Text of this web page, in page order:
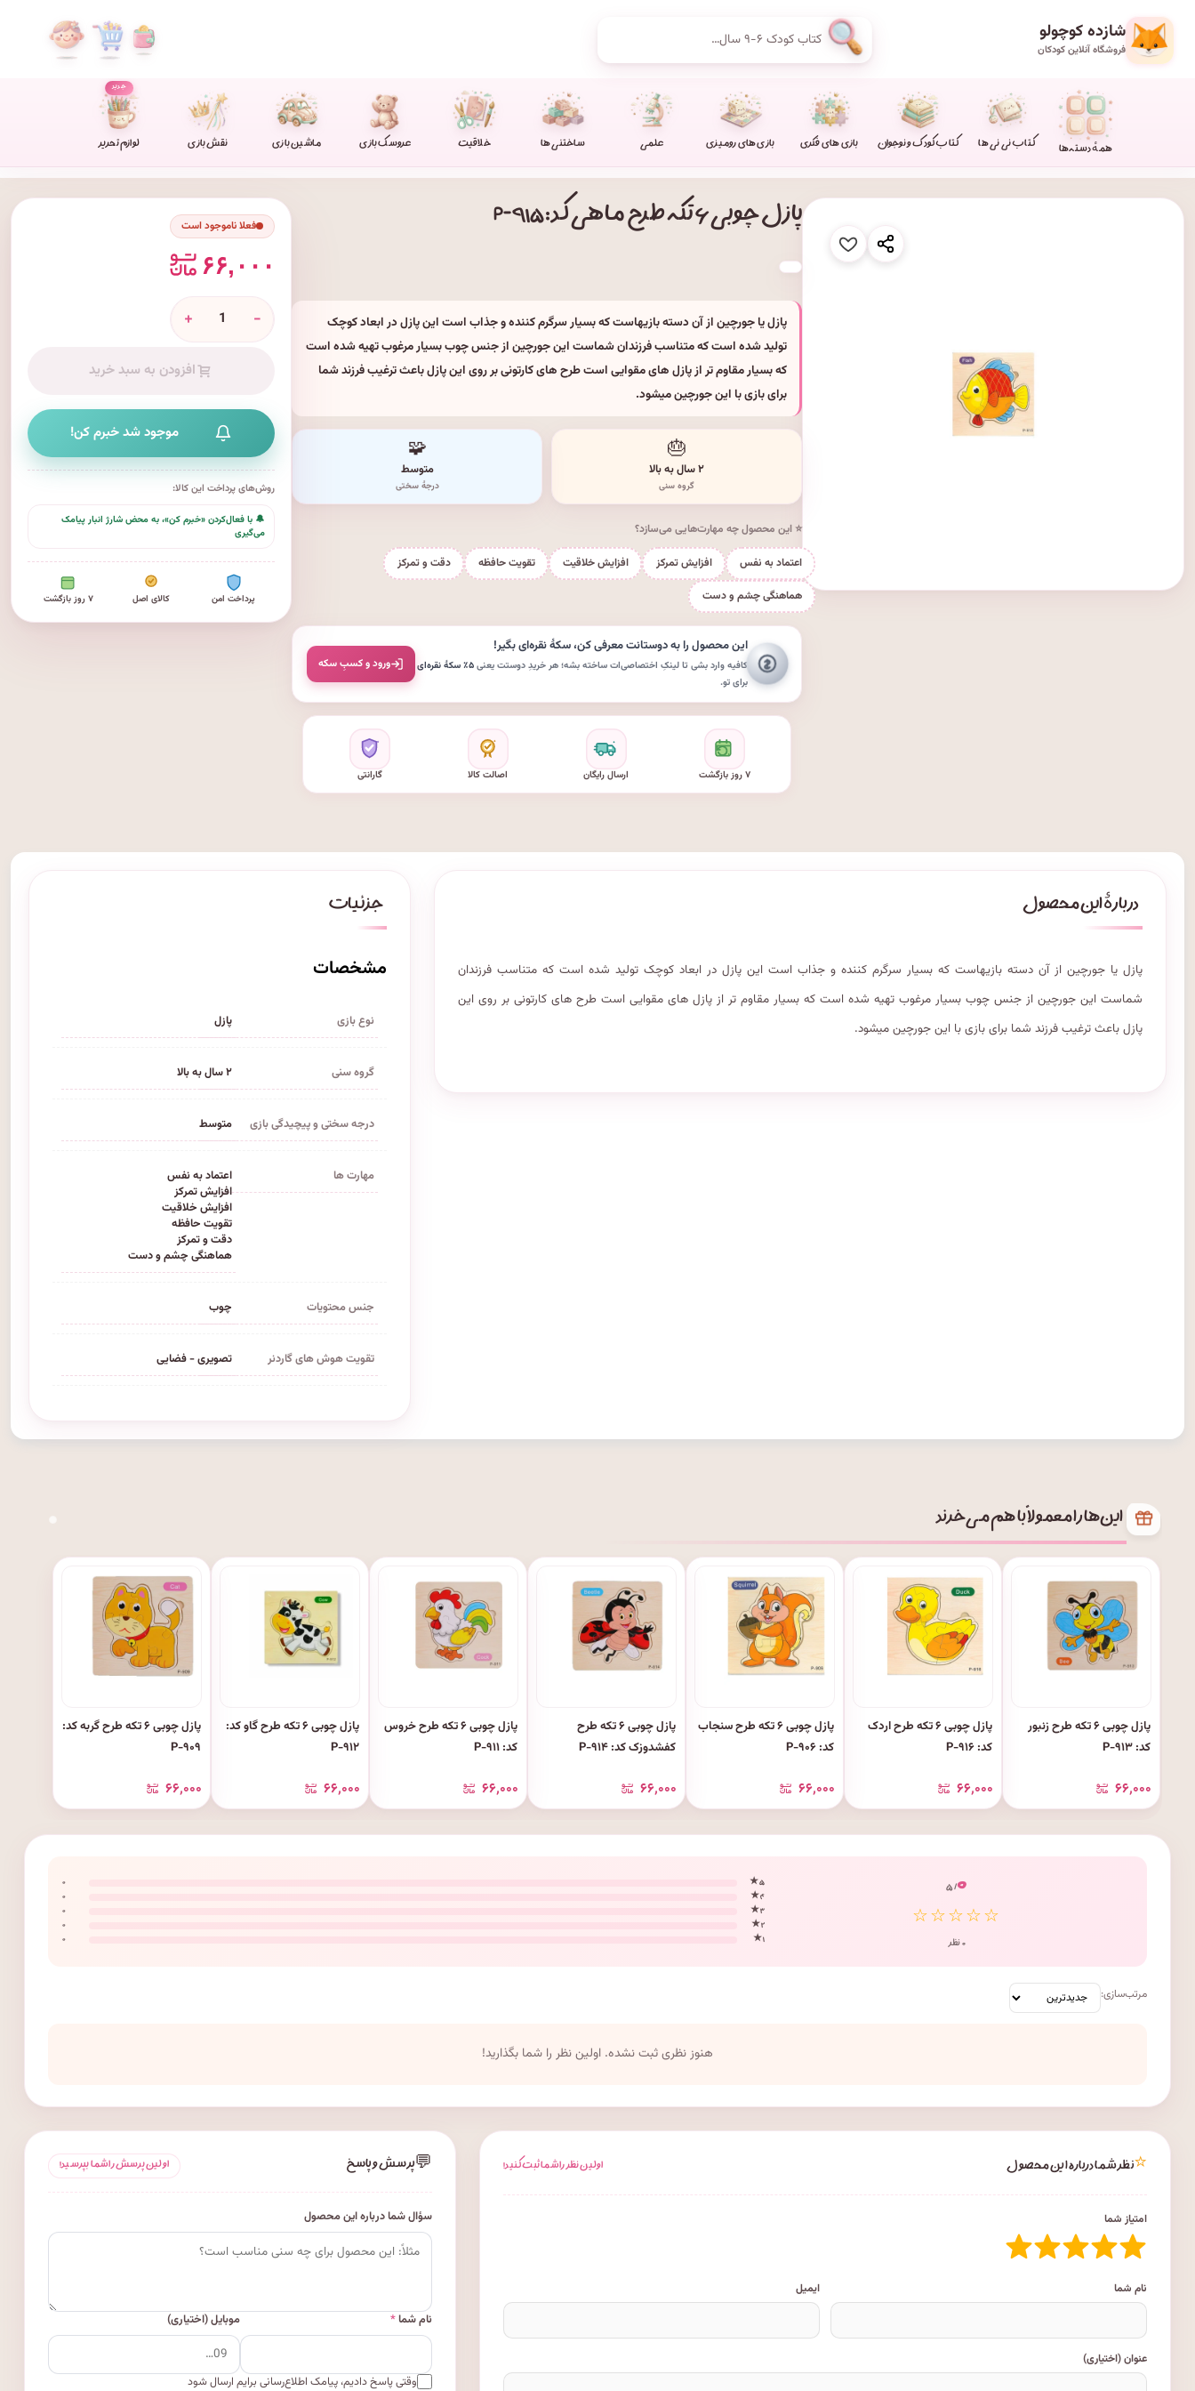
شازده کوچولو
فروشگاه آنلاین کودکان
همهٔ دسته‌ها کتاب نی نی ها کتاب کودک و نوجوان بازی های فکری بازی های رومیزی علمی ساختنی ها خلاقیت عروسک بازی ماشین بازی نقش بازی لوازم تحریر
جدید
پازل چوبی ۶ تکه طرح ماهی کد: P-۹۱۵
پازل یا جورچین از آن دسته بازیهاست که بسیار سرگرم کننده و جذاب است این پازل در ابعاد کوچک
تولید شده است که متناسب فرزندان شماست این جورچین از جنس چوب بسیار مرغوب تهیه شده است
که بسیار مقاوم تر از پازل های مقوایی است طرح های کارتونی بر روی این پازل باعث ترغیب فرزند شما
برای بازی با این جورچین میشود.
🎂
۲ سال به بالا
گروه سنی
🧩
متوسط
درجهٔ سختی
⭐ این محصول چه مهارت‌هایی می‌سازد؟
اعتماد به نفس افزایش تمرکز افزایش خلاقیت تقویت حافظه دقت و تمرکز
هماهنگی چشم و دست
این محصول را به دوستانت معرفی کن،سکهٔ نقره‌ایبگیر!
کافیه وارد بشی تا لینکِ اختصاصی‌ات ساخته بشه؛ هر خریدِ دوستت یعنی۵٪ سکهٔ نقره‌ای
برای تو.
ورود و کسبِ سکه
۷ روز بازگشت ارسال رایگان اصالت کالا گارانتی
فعلا ناموجود است
۶۶,۰۰۰
-
+
افزودن به سبد خرید
موجود شد خبرم کن!
روش‌های پرداخت این کالا:
🔔 با فعال‌کردن «خبرم کن»، به محض شارژ انبار پیامک
می‌گیری
پرداخت امن کالای اصل ۷ روز بازگشت
پازل یا جورچین از آن دسته بازیهاست که بسیار سرگرم کننده و جذاب است این پازل در ابعاد کوچک تولید شده است که متناسب فرزندان
شماست این جورچین از جنس چوب بسیار مرغوب تهیه شده است که بسیار مقاوم تر از پازل های مقوایی است طرح های کارتونی بر روی این
پازل باعث ترغیب فرزند شما برای بازی با این جورچین میشود.
مشخصات
نوع بازی پازل
گروه سنی ۲ سال به بالا
درجه سختی و پیچیدگی بازی متوسط
مهارت ها
اعتماد به نفس
افزایش تمرکز
افزایش خلاقیت
تقویت حافظه
دقت و تمرکز
هماهنگی چشم و دست
جنس محتویات چوب
تقویت هوش های گاردنر تصویری - فضایی
این‌ها را معمولاً با هم می‌خرند
پازل چوبی ۶ تکه طرح زنبور
کد: P-۹۱۳
۶۶٬۰۰۰
پازل چوبی ۶ تکه طرح اردک
کد: P-۹۱۶
۶۶٬۰۰۰
پازل چوبی ۶ تکه طرح سنجاب
کد: P-۹۰۶
۶۶٬۰۰۰
پازل چوبی ۶ تکه طرح
کفشدوزک کد: P-۹۱۴
۶۶٬۰۰۰
پازل چوبی ۶ تکه طرح خروس
کد: P-۹۱۱
۶۶٬۰۰۰
پازل چوبی ۶ تکه طرح گاو کد:
P-۹۱۲
۶۶٬۰۰۰
پازل چوبی ۶ تکه طرح گربه کد:
P-۹۰۹
۶۶٬۰۰۰
۰/ ۵
☆☆☆☆☆
۰ نظر
۵ ★
۰
۴ ★
۰
۳ ★
۰
۲ ★
۰
۱ ★
۰
مرتب‌سازی:
هنوز نظری ثبت نشده. اولین نظر را شما بگذارید!
⭐نظر شما درباره این محصول اولین نظر را شما ثبت کنید!
امتیاز شما
نام شما ایمیل
عنوان (اختیاری)
💬پرسش و پاسخ اولین پرسش را شما بپرسید!
سؤال شما درباره این محصول
نام شما* موبایل (اختیاری)
وقتی پاسخ دادیم، پیامک اطلاع‌رسانی برایم ارسال شود